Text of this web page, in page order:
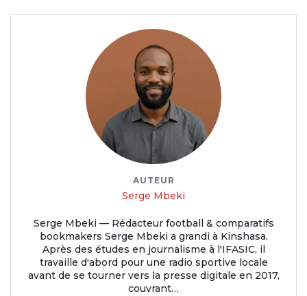
AUTEUR
Serge Mbeki
Serge Mbeki — Rédacteur football & comparatifs
bookmakers Serge Mbeki a grandi à Kinshasa.
Après des études en journalisme à l'IFASIC, il
travaille d'abord pour une radio sportive locale
avant de se tourner vers la presse digitale en 2017,
couvrant…